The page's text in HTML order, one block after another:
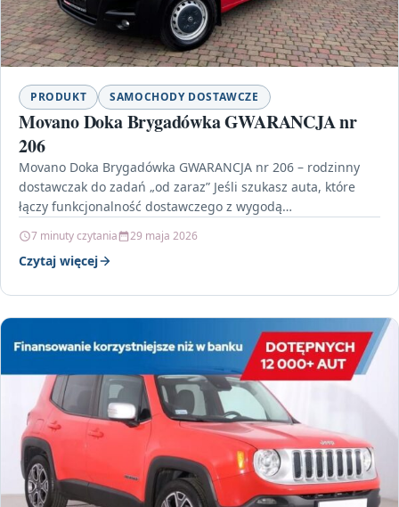
PRODUKT SAMOCHODY DOSTAWCZE
Movano Doka Brygadówka GWARANCJA nr
206
Movano Doka Brygadówka GWARANCJA nr 206 – rodzinny
dostawczak do zadań „od zaraz” Jeśli szukasz auta, które
łączy funkcjonalność dostawczego z wygodą
7 minuty czytania 29 maja 2026
Czytaj więcej